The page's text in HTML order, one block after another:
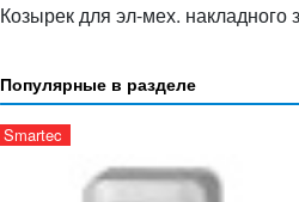
Козырек для эл-мех. накладного
Популярные в разделе
Smartec